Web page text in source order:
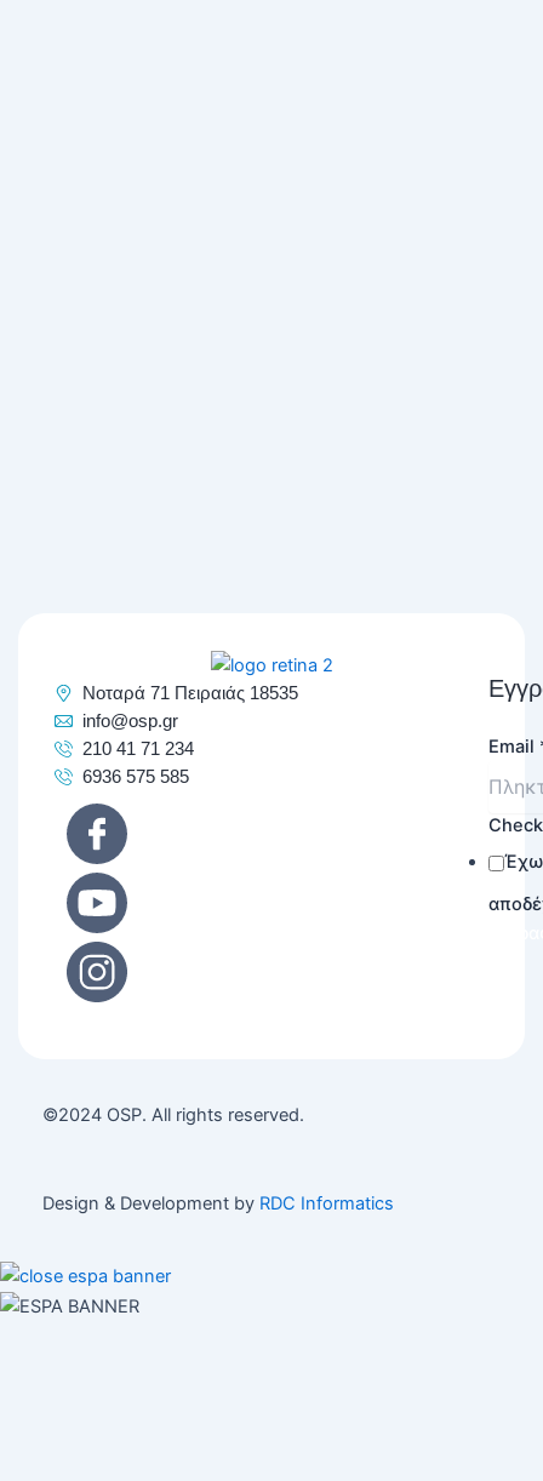
Νοταρά 71 Πειραιάς 18535
info@osp.gr
210 41 71 234
6936 575 585
Email
Έχω
©2024 OSP. All rights reserved.
Design & Development by RDC Informatics